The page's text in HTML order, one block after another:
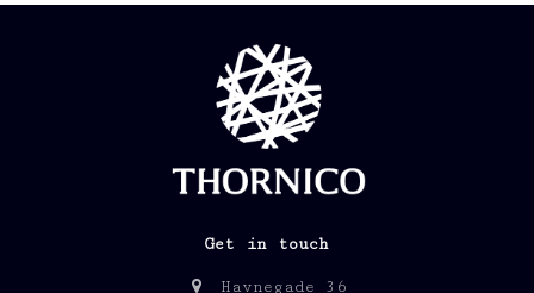
Get in touch
Havnegade 36